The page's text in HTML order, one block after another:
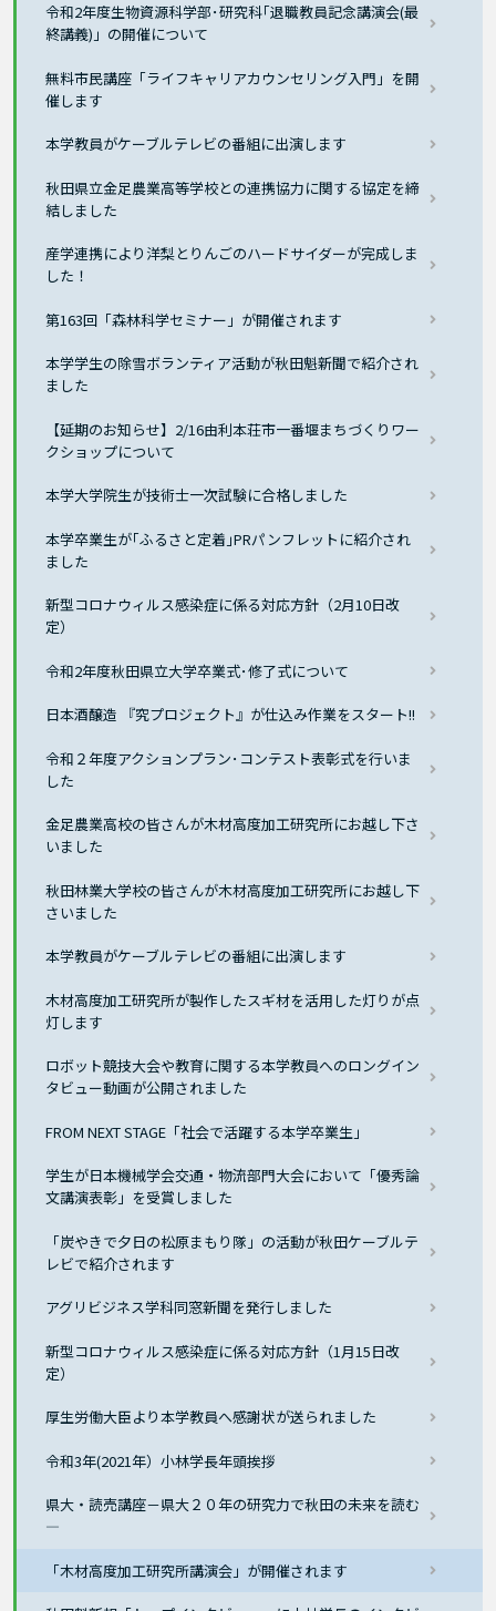
令和2年度生物資源科学部･研究科｢退職教員記念講演会(最
終講義)」の開催について
無料市民講座「ライフキャリアカウンセリング入門」を開
催します
本学教員がケーブルテレビの番組に出演します
秋田県立金足農業高等学校との連携協力に関する協定を締
結しました
産学連携により洋梨とりんごのハードサイダーが完成しま
した！
第163回「森林科学セミナー」が開催されます
本学学生の除雪ボランティア活動が秋田魁新聞で紹介され
ました
【延期のお知らせ】2/16由利本荘市一番堰まちづくりワー
クショップについて
本学大学院生が技術士一次試験に合格しました
本学卒業生が｢ふるさと定着｣PRパンフレットに紹介され
ました
新型コロナウィルス感染症に係る対応方針（2月10日改
定）
令和2年度秋田県立大学卒業式･修了式について
日本酒醸造 『究プロジェクト』が仕込み作業をスタート!!
令和２年度アクションプラン･コンテスト表彰式を行いま
した
金足農業高校の皆さんが木材高度加工研究所にお越し下さ
いました
秋田林業大学校の皆さんが木材高度加工研究所にお越し下
さいました
本学教員がケーブルテレビの番組に出演します
木材高度加工研究所が製作したスギ材を活用した灯りが点
灯します
ロボット競技大会や教育に関する本学教員へのロングイン
タビュー動画が公開されました
FROM NEXT STAGE「社会で活躍する本学卒業生」
学生が日本機械学会交通・物流部門大会において「優秀論
文講演表彰」を受賞しました
「炭やきで夕日の松原まもり隊」の活動が秋田ケーブルテ
レビで紹介されます
アグリビジネス学科同窓新聞を発行しました
新型コロナウィルス感染症に係る対応方針（1月15日改
定）
厚生労働大臣より本学教員へ感謝状が送られました
令和3年(2021年）小林学長年頭挨拶
県大・読売講座－県大２０年の研究力で秋田の未来を読む
―
「木材高度加工研究所講演会」が開催されます